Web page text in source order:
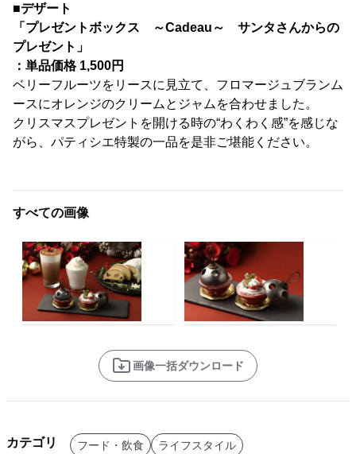
■デザート
「プレゼントボックス ～Cadeau～ サンタさんからの
プレゼント」
：単品価格 1,500円
ベリーフルーツをリースに見立て、フロマージュブランム
ースにオレンジのクリームとジャムを合わせました。
クリスマスプレゼントを開ける時の“わくわく感”を感じな
がら、パティシエ特製の一品を是非ご堪能ください。
すべての画像
画像一括ダウンロード
カテゴリ フード・飲食 ライフスタイル